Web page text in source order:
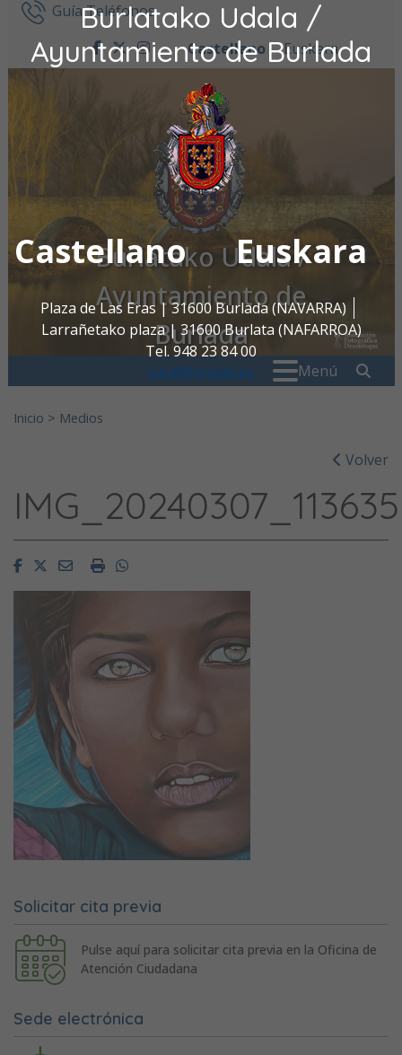
Burlatako Udala /
Ayuntamiento de Burlada
Castellano Euskara
Plaza de Las Eras | 31600 Burlada (NAVARRA)
Larrañetako plaza | 31600 Burlata (NAFARROA)
Tel. 948 23 84 00
oac@burlada.es
Ir al contenidoGuía Teléfonos
facebook
twitter
instagram
Castellano Euskara
Burlatako Udala /
Ayuntamiento de
Burlada
Menú
Inicio > Medios
Volver
IMG_20240307_113635
FacebookTwitterEmailImprimirWhatsapp
Solicitar cita previa
Pulse aquí para solicitar cita previa en la Oficina de
Atención Ciudadana
Sede electrónica